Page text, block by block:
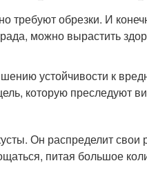
требуют обрезки. И
можно вырастить
устойчивости к
которую преследуют
Он распределит свои
питая большое